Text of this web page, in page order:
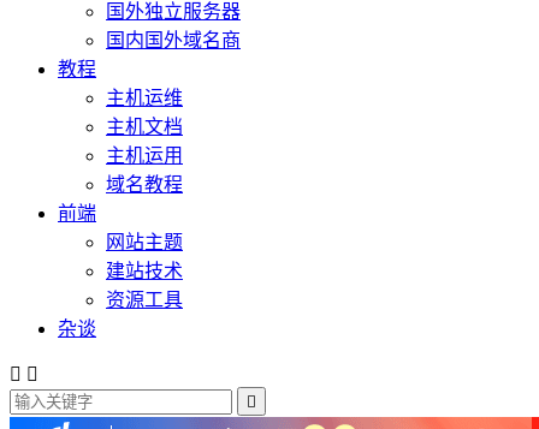
国外独立服务器
国内国外域名商
教程
主机运维
主机文档
主机运用
域名教程
前端
网站主题
建站技术
资源工具
杂谈
 
